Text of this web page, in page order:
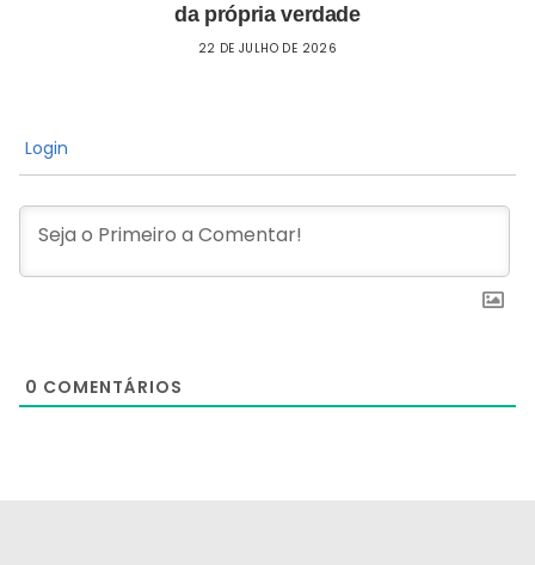
da própria verdade
22 DE JULHO DE 2026
Login
0 COMENTÁRIOS